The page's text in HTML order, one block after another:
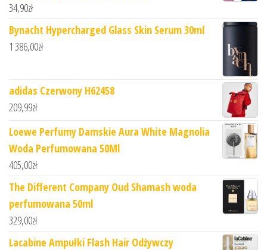
34,90zł
Bynacht Hypercharged Glass Skin Serum 30ml
1 386,00zł
adidas Czerwony H62458
209,99zł
Loewe Perfumy Damskie Aura White Magnolia
Woda Perfumowana 50Ml
405,00zł
The Different Company Oud Shamash woda
perfumowana 50ml
329,00zł
Lacabine Ampułki Flash Hair Odżywczy